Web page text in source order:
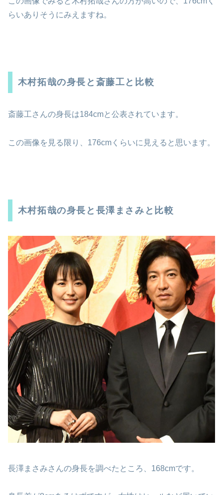
らいありそうにみえますね。
木村拓哉の身長と斎藤工と比較
斎藤工さんの身長は184cmと公表されています。
この画像を見る限り、176cmくらいに見えると思います。
木村拓哉の身長と長澤まさみと比較
長澤まさみさんの身長を調べたところ、168cmです。